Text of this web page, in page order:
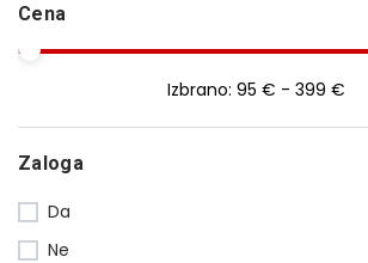
Cena
Izbrano: 95 € - 399 €
Zaloga
Da
Ne